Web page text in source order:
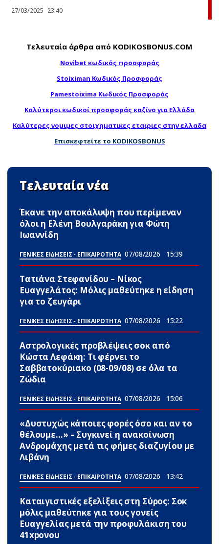
27/03/2025 23:40
Τελευταία άρθρα από KODIKOSBONUS.COM
Novibet κωδικός προσφοράς
Stoiximan Κωδικός Προσφοράς
Pamestoixima Κωδικός Προσφοράς
Καλύτεροι κωδικοί προσφοράς καζίνο για Ελλάδα
Καλύτερες νομιμες στοιχηματικες εταιριες στην ελλαδα
Επισκεφτείτε το KODIKOSBONUS
Τελευταία νέα
Έκανε την αποκάλυψη που περίμεναν
όλοι η Ελένη Βουλγαράκη για Φώτη
Ιωαννίδη
ΓΕΝΙΚΕΣ ΕΙΔΗΣΕΙΣ - ΕΠΙΚΑΙΡΟΤΗΤΑ 07/08/2026 15:39
Τατιάνα Στεφανίδου – Νίκος
Ευαγγελάτος: Μόλις μαθεύτηκε η είδηση
για το ζευγάρι
ΓΕΝΙΚΕΣ ΕΙΔΗΣΕΙΣ - ΕΠΙΚΑΙΡΟΤΗΤΑ 07/08/2026 15:22
Αστρολογικές προβλέψεις σoκ από
Κώστα Λεφάκη: Τι φέρνει το
Σαββατοκύριακο (08-09/08) σε όλα τα
Zώδια
ΓΕΝΙΚΕΣ ΕΙΔΗΣΕΙΣ - ΕΠΙΚΑΙΡΟΤΗΤΑ 07/08/2026 15:06
«Δυστυχώς κάποιες φορές όσο και αν το
θέλουμε…» – Συγκινεί η ανακοίνωση
Ανδρομάχης μετά τις φήμες διαζυγίου με
Λιβάνη
ΓΕΝΙΚΕΣ ΕΙΔΗΣΕΙΣ - ΕΠΙΚΑΙΡΟΤΗΤΑ 07/08/2026 13:42
Καταιγιστικές εξελίξεις στη Σύρος: Σoκ
μόλις μαθεύτnκε για τους γονείς
Ευαγγελίας μετά την προφυλάκιση του
41xpονου